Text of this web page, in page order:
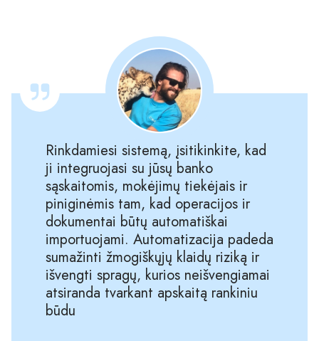
Rinkdamiesi sistemą, įsitikinkite, kad
ji integruojasi su jūsų banko
sąskaitomis, mokėjimų tiekėjais ir
piniginėmis tam, kad operacijos ir
dokumentai būtų automatiškai
importuojami. Automatizacija padeda
sumažinti žmogiškųjų klaidų riziką ir
išvengti spragų, kurios neišvengiamai
atsiranda tvarkant apskaitą rankiniu
būdu